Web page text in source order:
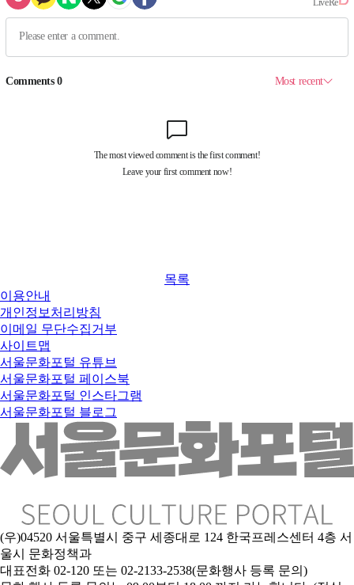
목록
이용안내
개인정보처리방침
이메일 무단수집거부
사이트맵
서울문화포털 유튜브
서울문화포털 페이스북
서울문화포털 인스타그램
서울문화포털 블로그
(우)04520 서울특별시 중구 세종대로 124 한국프레스센터 4층 서
울시 문화정책과
대표전화 02-120 또는 02-2133-2538(문화행사 등록 문의)